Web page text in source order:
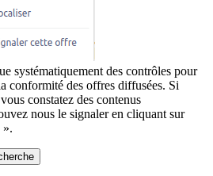
systématiquement des contrôles pour
conformité des offres diffusées. Si
constatez des contenus
nous le signaler en cliquant sur
».